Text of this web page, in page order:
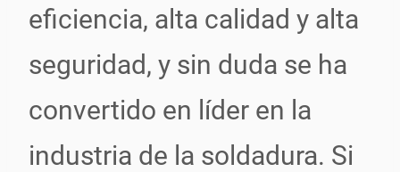
eficiencia, alta calidad y alta
seguridad, y sin duda se ha
convertido en líder en la
industria de la soldadura. Si